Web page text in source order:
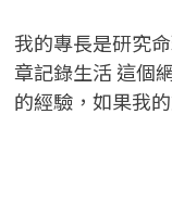
我的專長是研究
章記錄生活 這個
的經驗，如果我